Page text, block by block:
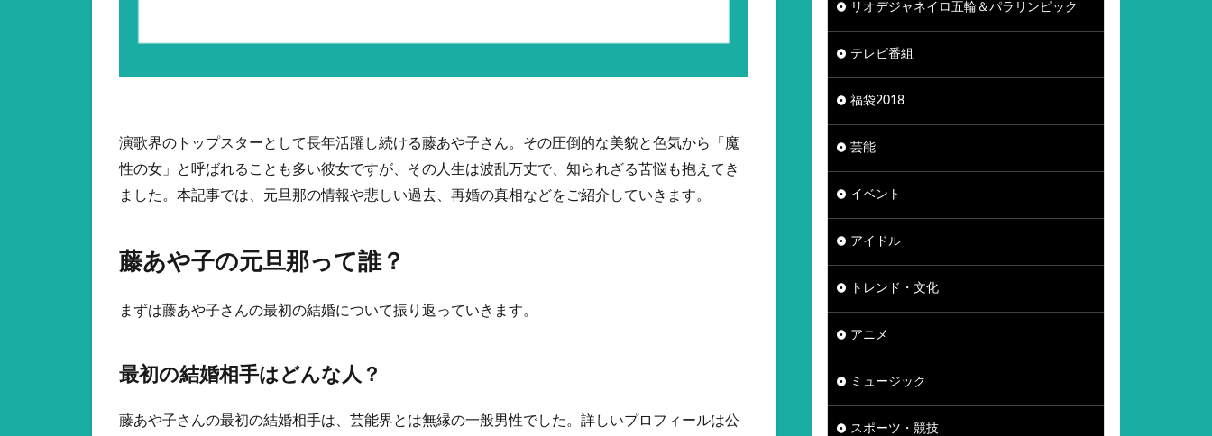
演歌界のトップスターとして長年活躍し続ける藤あや子さん。その圧倒的な美貌と色気から「魔
性の女」と呼ばれることも多い彼女ですが、その人生は波乱万丈で、知られざる苦悩も抱えてき
ました。本記事では、元旦那の情報や悲しい過去、再婚の真相などをご紹介していきます。
藤あや子の元旦那って誰？
まずは藤あや子さんの最初の結婚について振り返っていきます。
最初の結婚相手はどんな人？
藤あや子さんの最初の結婚相手は、芸能界とは無縁の一般男性でした。詳しいプロフィールは公
リオデジャネイロ五輪＆パラリンピック
テレビ番組
福袋2018
芸能
イベント
アイドル
トレンド・文化
アニメ
ミュージック
スポーツ・競技